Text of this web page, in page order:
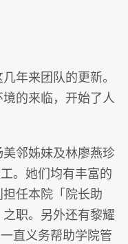
年来团队的更新。
的来临，开始了人
邻姊妹及林廖燕珍
。她们均有丰富的
任本院「院长助
职。另外还有黎耀
直义务帮助学院管